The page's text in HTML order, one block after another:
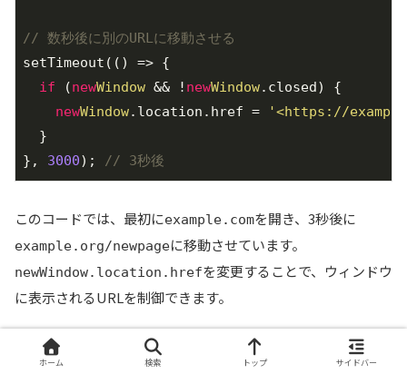
// 数秒後に別のURLに移動させる
setTimeout(() => {
if (newWindow && ! newWindow.closed) {
newWindow.location.href =
'<https://
  }
}, 3000); // 3秒後
このコードでは、最初にexample.comを開き、3秒後に
example.org/newpageに移動させています。
newWindow.location.hrefを変更することで、ウィンドウ
に表示されるURLを制御できます。
ウィンドウを閉じる方法：
ホーム 検索 トップ サイドバー